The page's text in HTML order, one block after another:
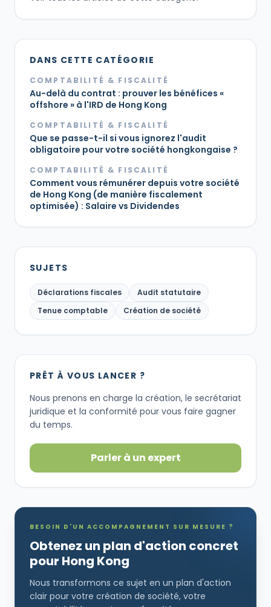
DANS CETTE CATÉGORIE
COMPTABILITÉ & FISCALITÉ
Au-delà du contrat : prouver les bénéfices «
offshore » à l'IRD de Hong Kong
COMPTABILITÉ & FISCALITÉ
Que se passe-t-il si vous ignorez l'audit
obligatoire pour votre société hongkongaise ?
COMPTABILITÉ & FISCALITÉ
Comment vous rémunérer depuis votre société
de Hong Kong (de manière fiscalement
optimisée) : Salaire vs Dividendes
SUJETS
Déclarations fiscales
Audit statutaire
Tenue comptable
Création de société
PRÊT À VOUS LANCER ?
Nous prenons en charge la création, le secrétariat
juridique et la conformité pour vous faire gagner
du temps.
Parler à un expert
BESOIN D'UN ACCOMPAGNEMENT SUR MESURE ?
Obtenez un plan d'action concret
pour Hong Kong
Nous transformons ce sujet en un plan d'action
clair pour votre création de société, votre